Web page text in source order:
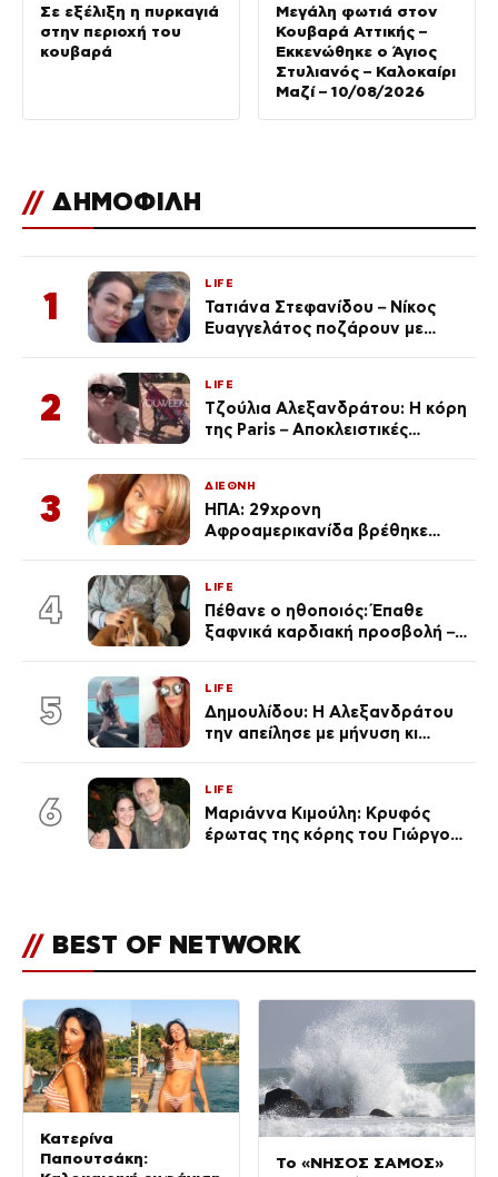
Σε εξέλιξη η πυρκαγιά
στην περιοχή του
κουβαρά
Μεγάλη φωτιά στον
Κουβαρά Αττικής –
Εκκενώθηκε ο Άγιος
Στυλιανός – Καλοκαίρι
Μαζί – 10/08/2026
// ΔΗΜΟΦΙΛΗ
1
LIFE
Τατιάνα Στεφανίδου – Νίκος
Ευαγγελάτος ποζάρουν με
2
LIFE
Τζούλια Αλεξανδράτου: Η κόρη
της Paris – Αποκλειστικές
3
ΔΙΕΘΝΗ
ΗΠΑ: 29χρονη
Αφροαμερικανίδα βρέθηκε
4
LIFE
Πέθανε ο ηθοποιός: Έπαθε
ξαφνικά καρδιακή προσβολή – Η
5
LIFE
Δημουλίδου: Η Αλεξανδράτου
την απείλησε με μήνυση κι
ποια είσαι σοκαρίστικα»
6
LIFE
Μαριάννα Κιμούλη: Κρυφός
έρωτας της κόρης του Γιώργου,
// BEST OF NETWORK
Κατερίνα
Παπουτσάκη:
Το «ΝΗΣΟΣ ΣΑΜΟΣ»